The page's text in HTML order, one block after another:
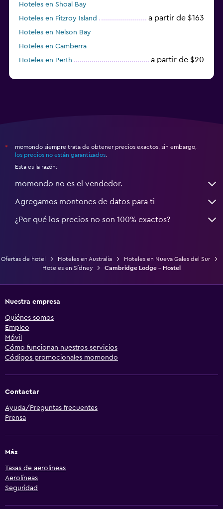
Hoteles en Shoal Bay
Hoteles en Fitzroy Island
a partir de $163
Hoteles en Nelson Bay
Hoteles en Camberra
Hoteles en Perth
a partir de $20
*
momondo siempre trata de obtener precios exactos, sin embargo,
los precios no están garantizados
Esta es la razón:
momondo no es el vendedor.
Agregamos montones de datos para ti
¿Por qué los precios no son 100% exactos?
Ofertas de hotel Hoteles en Australia
Hoteles en Nueva Gales del Sur
Hoteles en Sídney
Cambridge Lodge - Hostel
Nuestra empresa
Quiénes somos
Empleo
Móvil
Cómo funcionan nuestros servicios
Códigos promocionales momondo
Contactar
Ayuda/Preguntas frecuentes
Prensa
Más
Tasas de aerolíneas
Aerolíneas
Seguridad